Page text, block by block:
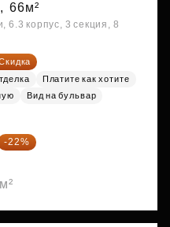
66м²
корпус, 3 секция, 8
Платите как хотите
Вид на бульвар
-22%